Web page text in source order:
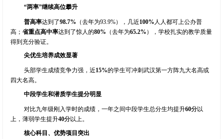
“两率”继续高位攀升
普高率达到了98.7% （去年为93.9%），几近100% 人人都可上公办普
高； 省重点高中率达到了惊人的80% （去年为65.2% ），学校扎实的教学质量
得到充分验证。
尖优生培养成效显著
头部学生成绩竞争力强，近15%的学生可冲刺武汉第一方阵九大名高或
四大名高。
中段学生和潜质学生提分明显
对比九年级刚入学时的成绩，一年之间中段学生总分生均提升60分以
上，薄弱学生提升40分以上。
核心科目、优势项目突出